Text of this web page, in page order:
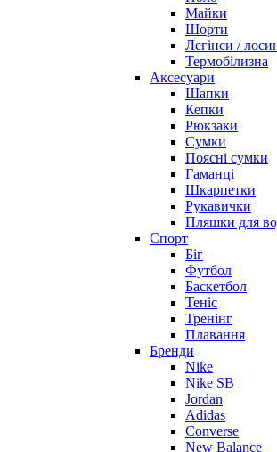
Майки
Шорти
Легінси /
Термобілизна
Аксесуари
Шапки
Кепки
Рюкзаки
Сумки
Поясні сумки
Гаманці
Шкарпетки
Рукавички
Пляшки для
Спорт
Біг
Футбол
Баскетбол
Теніс
Тренінг
Плавання
Бренди
Nike
Nike SB
Jordan
Adidas
Converse
New Balance